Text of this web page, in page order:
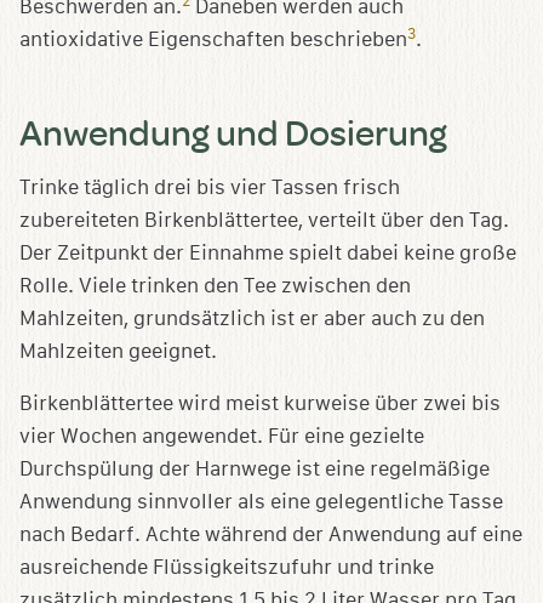
Beschwerden an.
Daneben werden auch
antioxidative Eigenschaften beschrieben3.
Anwendung und Dosierung
Trinke täglich drei bis vier Tassen frisch
zubereiteten Birkenblättertee, verteilt über den Tag.
Der Zeitpunkt der Einnahme spielt dabei keine große
Rolle. Viele trinken den Tee zwischen den
Mahlzeiten, grundsätzlich ist er aber auch zu den
Mahlzeiten geeignet.
Birkenblättertee wird meist kurweise über zwei bis
vier Wochen angewendet. Für eine gezielte
Durchspülung der Harnwege ist eine regelmäßige
Anwendung sinnvoller als eine gelegentliche Tasse
nach Bedarf. Achte während der Anwendung auf eine
ausreichende Flüssigkeitszufuhr und trinke